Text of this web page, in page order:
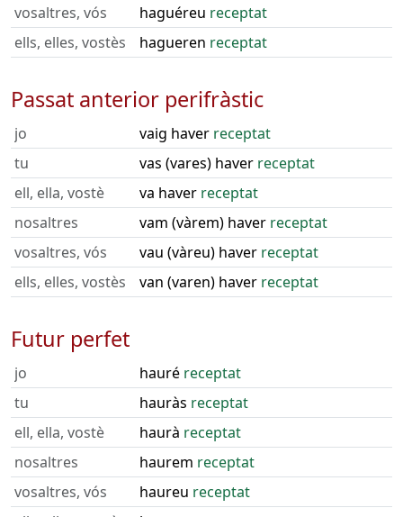
vosaltres, vós
haguéreu receptat
ells, elles, vostès
hagueren receptat
Passat anterior perifràstic
jo vaig haver receptat
tu
vas (vares) haver receptat
ell, ella, vostè
va haver receptat
nosaltres
vam (vàrem) haver receptat
vosaltres, vós
vau (vàreu) haver receptat
ells, elles, vostès
van (varen) haver receptat
Futur perfet
jo hauré receptat
tu
hauràs receptat
ell, ella, vostè
haurà receptat
nosaltres
haurem receptat
vosaltres, vós
haureu receptat